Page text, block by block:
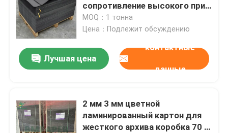
сопротивление высокого при
ударе бумаги 100g 120g для
хозяйственной сумки
MOQ：1 тонна
Цена：Подлежит обсуждению
Лучшая цена
контактные
данные
2 мм 3 мм цветной
ламинированный картон для
жесткого архива коробка 70 x